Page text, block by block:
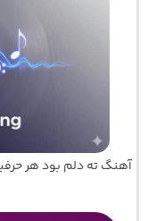
آهنگ ته دلم بود هر